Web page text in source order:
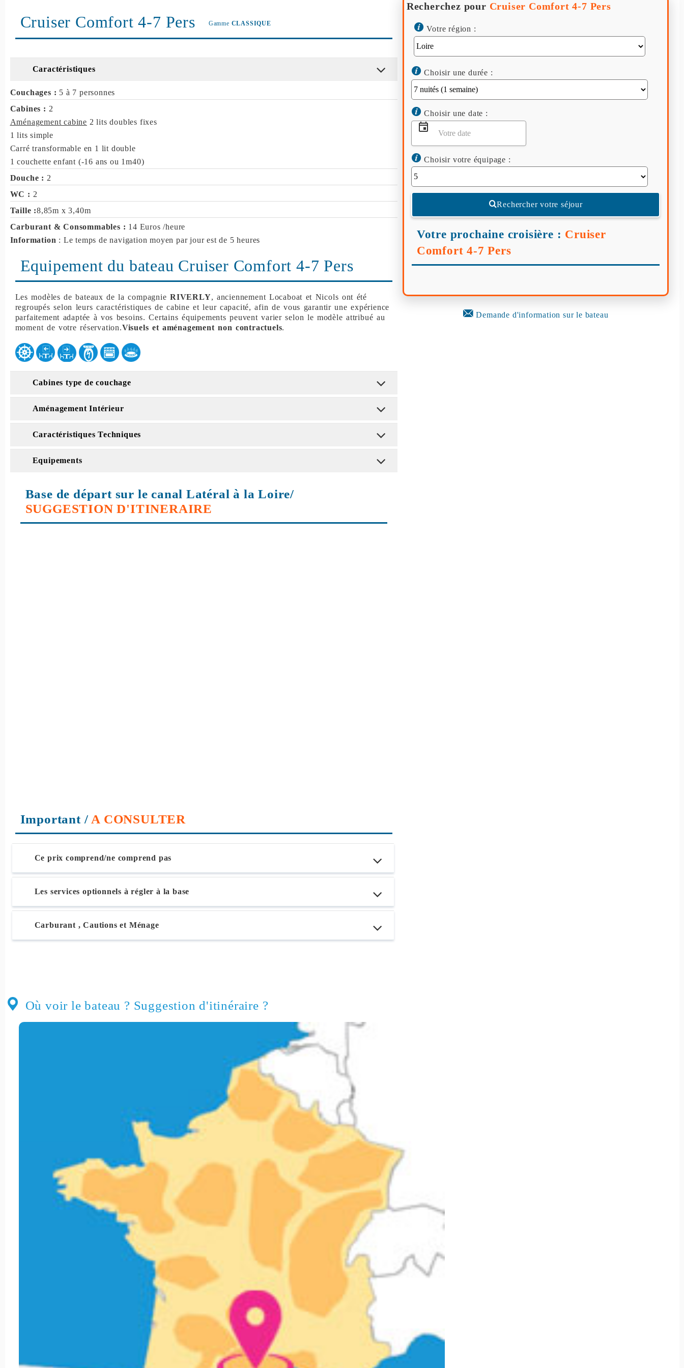
Cruiser Comfort 4-7 Pers Gamme CLASSIQUE
Caractéristiques
Couchages : 5 à 7 personnes
Cabines : 2
Aménagement cabine 2 lits doubles fixes
1 lits simple
Carré transformable en 1 lit double
1 couchette enfant (-16 ans ou 1m40)
Douche : 2
WC : 2
Taille :8,85m x 3,40m
Carburant & Consommables : 14 Euros /heure
Information : Le temps de navigation moyen par jour est de 5 heures
Equipement du bateau Cruiser Comfort 4-7 Pers
Les modèles de bateaux de la compagnie RIVERLY, anciennement Locaboat et Nicols ont été
regroupés selon leurs caractéristiques de cabine et leur capacité, afin de vous garantir une expérience
parfaitement adaptée à vos besoins. Certains équipements peuvent varier selon le modèle attribué au
moment de votre réservation.Visuels et aménagement non contractuels.
Cabines type de couchage
Aménagement Intérieur
Caractéristiques Techniques
Equipements
Base de départ sur le canal Latéral à la Loire/
SUGGESTION D'ITINERAIRE
Important/ A CONSULTER
Ce prix comprend/ne comprend pas
Les services optionnels à régler à la base
Carburant , Cautions et Ménage
Recherchez pour Cruiser Comfort 4-7 Pers
Votre région :
Choisir une durée :
Choisir une date :
Choisir votre équipage :
Rechercher votre séjour
Votre prochaine croisière : Cruiser
Comfort 4-7 Pers
Demande d'information sur le bateau
Où voir le bateau ? Suggestion d'itinéraire ?